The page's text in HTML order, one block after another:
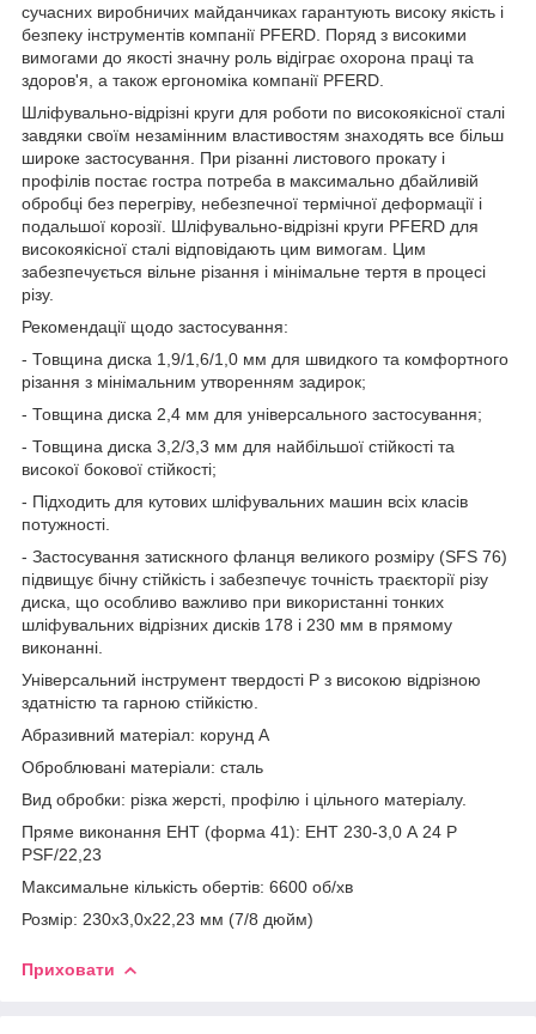
сучасних виробничих майданчиках гарантують високу якість і
безпеку інструментів компанії PFERD. Поряд з високими
вимогами до якості значну роль відіграє охорона праці та
здоров'я, а також ергономіка компанії PFERD.
Шліфувально-відрізні круги для роботи по високоякісної сталі
завдяки своїм незамінним властивостям знаходять все більш
широке застосування. При різанні листового прокату і
профілів постає гостра потреба в максимально дбайливій
обробці без перегріву, небезпечної термічної деформації і
подальшої корозії. Шліфувально-відрізні круги PFERD для
високоякісної сталі відповідають цим вимогам. Цим
забезпечується вільне різання і мінімальне тертя в процесі
різу.
Рекомендації щодо застосування:
- Товщина диска 1,9/1,6/1,0 мм для швидкого та комфортного
різання з мінімальним утворенням задирок;
- Товщина диска 2,4 мм для універсального застосування;
- Товщина диска 3,2/3,3 мм для найбільшої стійкості та
високої бокової стійкості;
- Підходить для кутових шліфувальних машин всіх класів
потужності.
- Застосування затискного фланця великого розміру (SFS 76)
підвищує бічну стійкість і забезпечує точність траєкторії різу
диска, що особливо важливо при використанні тонких
шліфувальних відрізних дисків 178 і 230 мм в прямому
виконанні.
Універсальний інструмент твердості Р з високою відрізною
здатністю та гарною стійкістю.
Абразивний матеріал: корунд A
Оброблювані матеріали: сталь
Вид обробки: різка жерсті, профілю і цільного матеріалу.
Пряме виконання ЕНТ (форма 41): ЕНТ 230-3,0 А 24 Р
PSF/22,23
Максимальне кількість обертів: 6600 об/хв
Розмір: 230х3,0х22,23 мм (7/8 дюйм)
Приховати